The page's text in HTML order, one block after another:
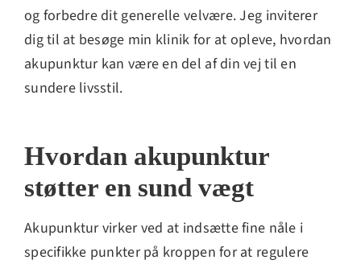
og forbedre dit generelle velvære. Jeg inviterer
dig til at besøge min klinik for at opleve, hvordan
akupunktur kan være en del af din vej til en
sundere livsstil.
Hvordan akupunktur
støtter en sund vægt
Akupunktur virker ved at indsætte fine nåle i
specifikke punkter på kroppen for at regulere